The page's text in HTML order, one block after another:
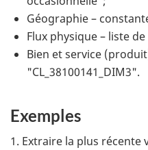
Géographie –
Flux physique – liste
Bien et service
"CL_38100141_DIM3".
Exemples
1. Extraire la plus